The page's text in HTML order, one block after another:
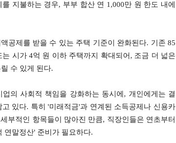
지불하는 경우, 부부 합산 연 1,000만 원 한도 내에
공제를 받을 수 있는 주택 기준이 완화된다. 기존 85
시가 4억 원 이하 주택까지 확대되어, 조금 더 넓은
수 있게 된다.
의 사회적 책임을 강화하는 동시에, 개인에게는 결
있다. 특히 '미래적금'과 연계된 소득공제나 신용카
부적인 항목들이 많아진 만큼, 직장인들은 연초부터
연말정산' 준비가 필요하다.